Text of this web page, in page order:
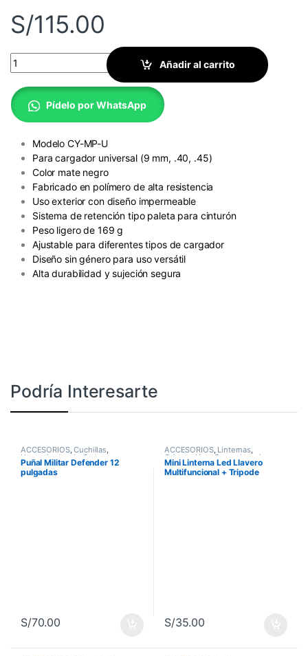
Modelo CY-MP-U
Para cargador universal (9 mm, .40, .45)
Color mate negro
Fabricado en polímero de alta resistencia
Uso exterior con diseño impermeable
Sistema de retención tipo paleta para cinturón
Peso ligero de 169 g
Ajustable para diferentes tipos de cargador
Diseño sin género para uso versátil
Alta durabilidad y sujeción segura
S/115.00
Cargador Dual Universal 9 mm 4.0 4.5 quantity
Añadir al carrito
Pídelo por WhatsApp
Podría Interesarte
ACCESORIOS,Cuchillas,
Herramientas de Corte
Puñal Militar Defender 12
pulgadas
S/70.00
ACCESORIOS, Linternas,
Orientación y Supervivencia
Mini Linterna Led Llavero
Multifuncional + Tripode
S/35.00